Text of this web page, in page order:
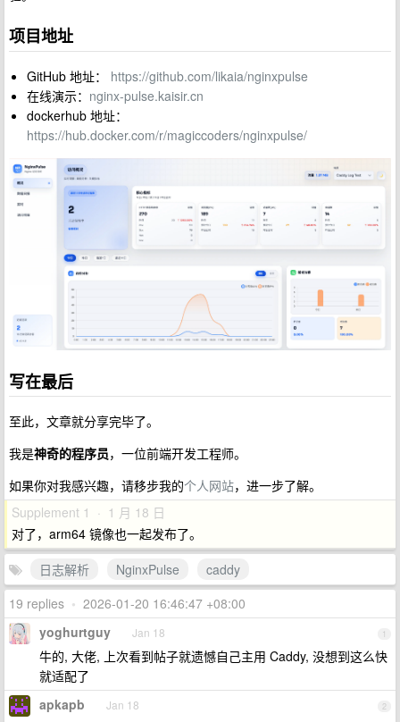
项目地址
GitHub 地址： https://github.com/likaia/nginxpulse
在线演示： nginx-pulse.kaisir.cn
dockerhub 地址：
https://hub.docker.com/r/magiccoders/nginxpulse/
写在最后
至此，文章就分享完毕了。
我是神奇的程序员，一位前端开发工程师。
如果你对我感兴趣，请移步我的个人网站，进一步了解。
Supplement 1 · 1 月 18 日
对了，arm64 镜像也一起发布了。
日志解析
NginxPulse
caddy
19 replies • 2026-01-20 16:46:47 +08:00
1
yoghurtguy Jan 18
牛的, 大佬, 上次看到帖子就遗憾自己主用 Caddy, 没想到这么快
就适配了
2
apkapb Jan 18